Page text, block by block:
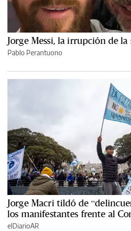
Jorge Messi, la irrupción de la
Pablo Perantuono
Jorge Macri tildó de
los manifestantes frente al
elDiarioAR